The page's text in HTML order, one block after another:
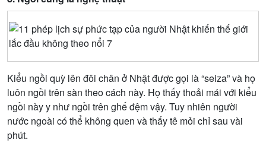
Kiểu ngồi quỳ lên đôi chân ở Nhật được gọi là “seiza” và họ
luôn ngồi trên sàn theo cách này. Họ thấy thoải mái với kiểu
ngồi này y như ngồi trên ghế đệm vậy. Tuy nhiên người
nước ngoài có thể không quen và thấy tê mỏi chỉ sau vài
phút.